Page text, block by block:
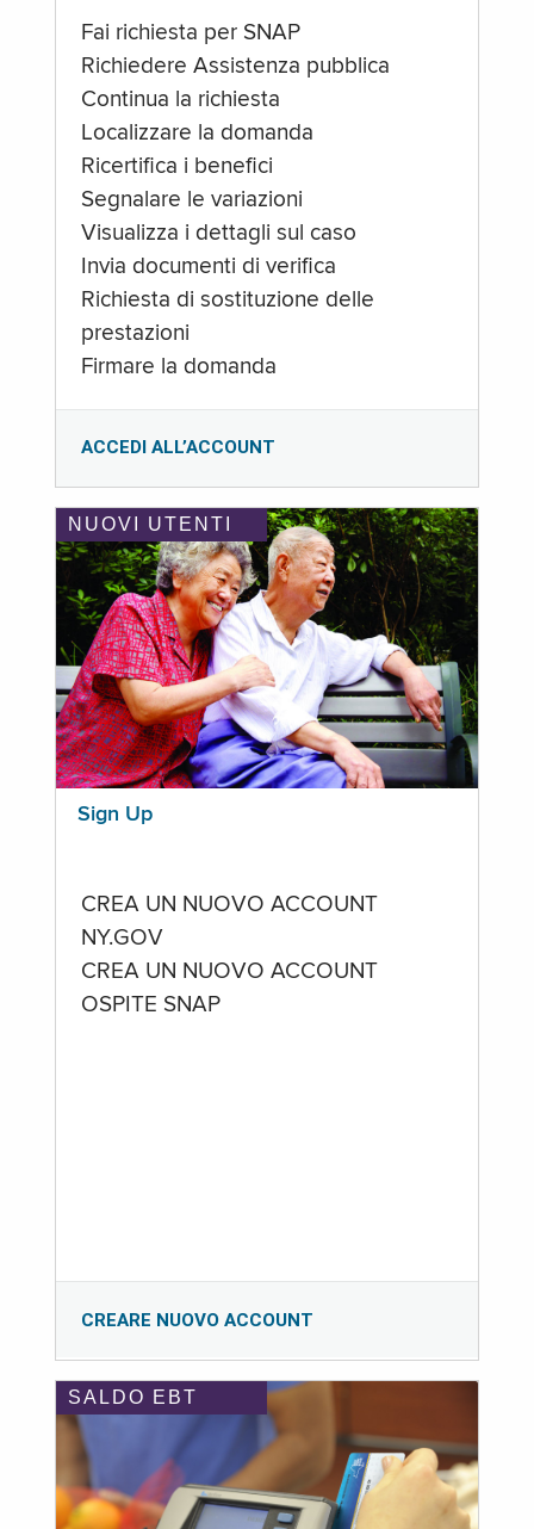
Fai richiesta per SNAP
Richiedere Assistenza pubblica
Continua la richiesta
Localizzare la domanda
Ricertifica i benefici
Segnalare le variazioni
Visualizza i dettagli sul caso
Invia documenti di verifica
Richiesta di sostituzione delle
prestazioni
Firmare la domanda
ACCEDI ALL’ACCOUNT
NUOVI UTENTI
Sign Up
CREA UN NUOVO ACCOUNT
NY.GOV
CREA UN NUOVO ACCOUNT
OSPITE SNAP
CREARE NUOVO ACCOUNT
SALDO EBT